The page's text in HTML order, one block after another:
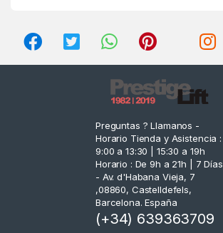
Preguntas ? Llamanos -
Horario Tienda y Asistencia :
9:00 a 13:30 | 15:30 a 19h
Horario : De 9h a 21h | 7 Días
- Av. d'Habana Vieja, 7
,08860, Castelldefels,
Barcelona. España
(+34) 639363709